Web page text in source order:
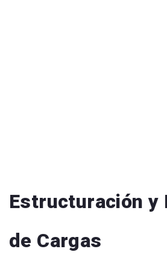
Estructuración y
de Cargas